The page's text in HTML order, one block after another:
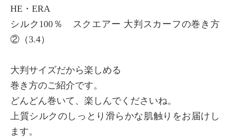
HE・ERA
シルク100％ スクエアー 大判スカーフの巻き方
②（3.4）
大判サイズだから楽しめる
巻き方のご紹介です。
どんどん巻いて、楽しんでくださいね。
上質シルクのしっとり滑らかな肌触りをお届けし
ます。